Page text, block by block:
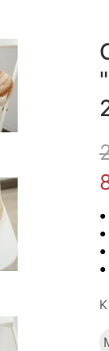
●
●
●
●